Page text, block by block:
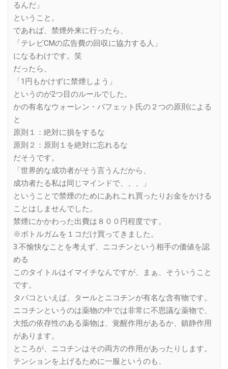
るんだ」
ということ。
であれば、禁煙外来に行ったら、
「テレビCMの広告費の回収に協力する人」
になるわけです。笑
だったら、
「1円もかけずに禁煙しよう」
というのが2つ目のルールでした。
かの有名なウォーレン・バフェット氏の２つの原則による
と
原則１：絶対に損をするな
原則２：原則１を絶対に忘れるな
だそうです。
「世界的な成功者がそう言うんだから、
成功者たる私は同じマインドで、、、」
ということで禁煙のためにあれこれ買ったりお金をかける
ことはしませんでした。
禁煙にかかわった出費は８００円程度です。
※ボトルガムを１コだけ買ってきました。
3.不愉快なことを考えず、ニコチンという相手の価値を認
める
このタイトルはイマイチなんですが、まぁ、そういうこと
です。
タバコといえば、タールとニコチンが有名な含有物です。
ニコチンというのは薬物の中では非常に不思議な薬物で、
大抵の依存性のある薬物は、覚醒作用があるか、鎮静作用
があります。
ところが、ニコチンはその両方の作用があったりします。
テンションを上げるために一服というのも、